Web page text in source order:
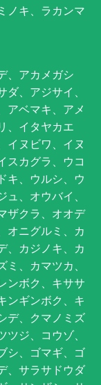
ノキ、ラカンマ
、アカメガシ
、アジサイ、
アベマキ、アメ
、イタヤカエ
イヌビワ、イヌ
スカグラ、ウコ
キ、ウルシ、ウ
、オウバイ、
ザクラ、オオデ
オニグルミ、カ
、カジノキ、カ
、カマツカ、
ンボク、キササ
ンギンボク、キ
デ、クマノミズ
ジ、コウゾ、
シ、ゴマギ、ゴ
、サラサドウダ